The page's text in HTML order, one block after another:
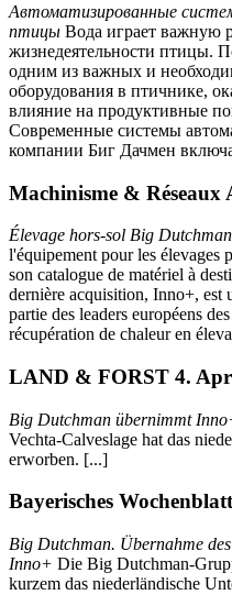
Автоматизированные
птицы Вода играет важную
жизнедеятельности птицы.
одним из важных и
оборудования в птичнике,
влияние на продуктивные
Современные системы
компании Биг Дачмен
Machinisme & Réseaux
Élevage hors-sol Big
l'équipement pour les élevages
son catalogue de matériel à
dernière acquisition, Inno+, est
partie des leaders européens
récupération de chaleur en
LAND & FORST 4.
Big Dutchman übernimmt
Vechta-Calveslage hat das
erworben. [...]
Bayerisches
Big Dutchman. Übernahme
Inno+ Die Big Dutchman-
kurzem das niederländische